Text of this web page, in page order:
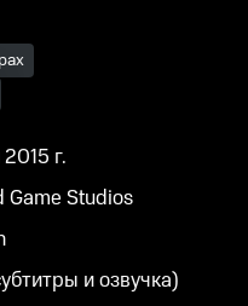
г.
Game Studios
и озвучка)